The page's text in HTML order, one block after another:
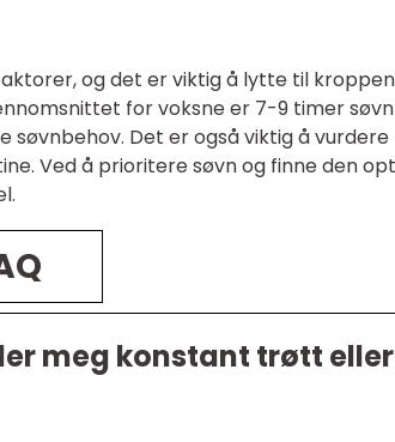
og det er viktig å lytte til
for voksne er 7-9 timer
Det er også viktig å vurdere
Ved å prioritere søvn og finne den
meg konstant trøtt eller